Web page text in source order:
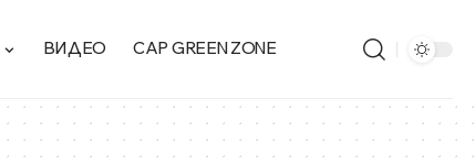
ВИДЕО CAP GREEN ZONE